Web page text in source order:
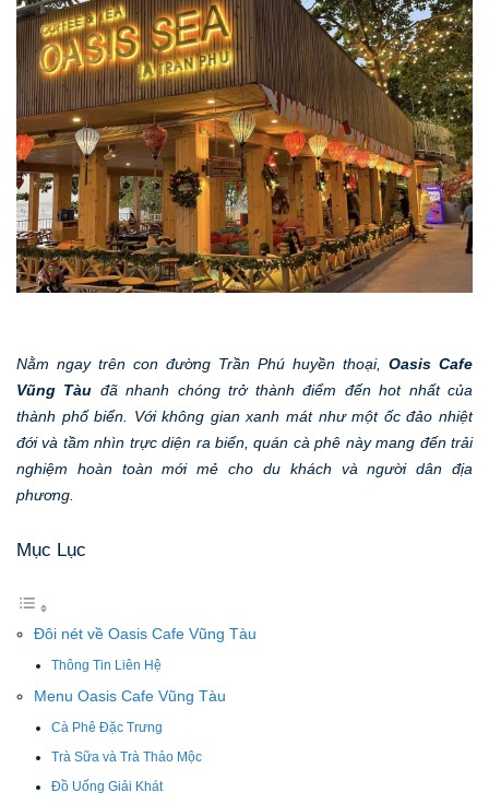
Nằm ngay trên con đường Trần Phú huyền thoại, Oasis Cafe
Vũng Tàu đã nhanh chóng trở thành điểm đến hot nhất của
thành phố biển. Với không gian xanh mát như một ốc đảo nhiệt
đới và tầm nhìn trực diện ra biển, quán cà phê này mang đến trải
nghiệm hoàn toàn mới mẻ cho du khách và người dân địa
phương.
Mục Lục
Đôi nét về Oasis Cafe Vũng Tàu
Thông Tin Liên Hệ
Menu Oasis Cafe Vũng Tàu
Cà Phê Đặc Trưng
Trà Sữa và Trà Thảo Mộc
Đồ Uống Giải Khát